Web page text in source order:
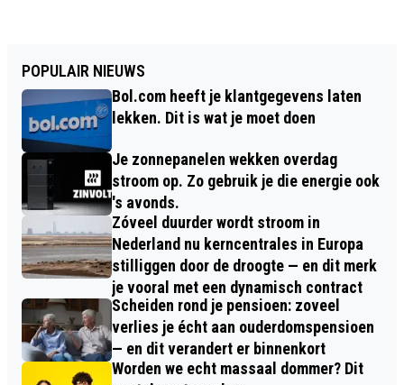
POPULAIR NIEUWS
Bol.com heeft je klantgegevens laten
lekken. Dit is wat je moet doen
Je zonnepanelen wekken overdag
stroom op. Zo gebruik je die energie ook
's avonds.
Zóveel duurder wordt stroom in
Nederland nu kerncentrales in Europa
stilliggen door de droogte — en dit merk
je vooral met een dynamisch contract
Scheiden rond je pensioen: zoveel
verlies je écht aan ouderdomspensioen
— en dit verandert er binnenkort
Worden we echt massaal dommer? Dit